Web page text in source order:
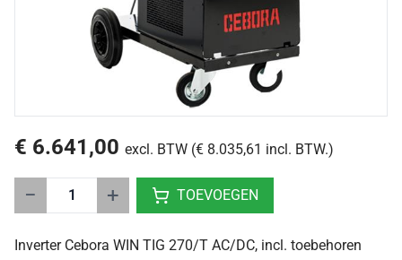
€ 6.641,00 excl. BTW (€ 8.035,61 incl. BTW.)
− + TOEVOEGEN
Inverter Cebora WIN TIG 270/T AC/DC, incl. toebehoren